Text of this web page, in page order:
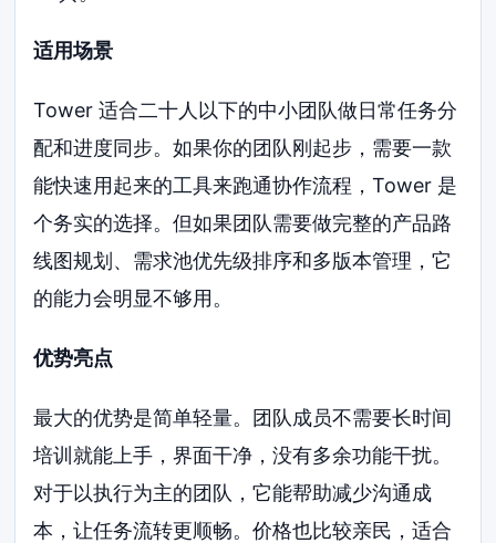
适用场景
Tower 适合二十人以下的中小团队做日常任务分
配和进度同步。如果你的团队刚起步，需要一款
能快速用起来的工具来跑通协作流程，Tower 是
个务实的选择。但如果团队需要做完整的产品路
线图规划、需求池优先级排序和多版本管理，它
的能力会明显不够用。
优势亮点
最大的优势是简单轻量。团队成员不需要长时间
培训就能上手，界面干净，没有多余功能干扰。
对于以执行为主的团队，它能帮助减少沟通成
本，让任务流转更顺畅。价格也比较亲民，适合